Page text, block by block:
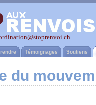
Témoignages Soutiens
du